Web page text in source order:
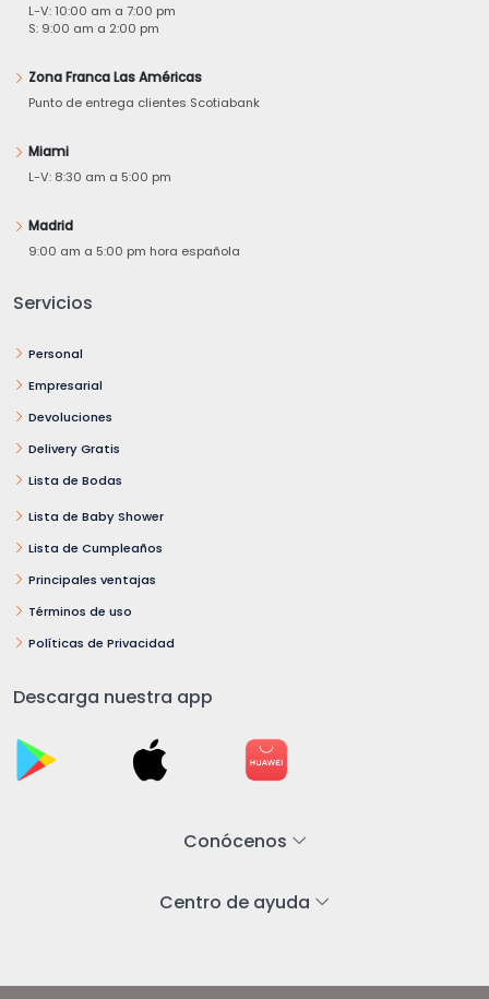
L-V: 10:00 am a 7:00 pm
S: 9:00 am a 2:00 pm
Zona Franca Las Américas
Punto de entrega clientes Scotiabank
Miami
L-V: 8:30 am a 5:00 pm
Madrid
9:00 am a 5:00 pm hora española
Servicios
Personal
Empresarial
Devoluciones
Delivery Gratis
Lista de Bodas
Lista de Baby Shower
Lista de Cumpleaños
Principales ventajas
Términos de uso
Políticas de Privacidad
Descarga nuestra app
Conócenos
Centro de ayuda